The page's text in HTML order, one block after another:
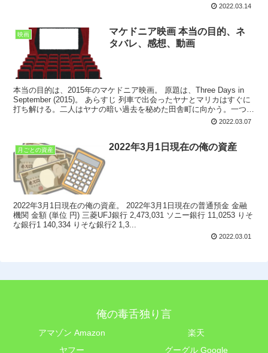
2022.03.14
映画
マケドニア映画 本当の目的、ネ
タバレ、感想、動画
本当の目的は、2015年のマケドニア映画。 原題は、Three Days in
September (2015)。 あらすじ 列車で出会ったヤナとマリカはすぐに
打ち解ける。二人はヤナの暗い過去を秘めた田舎町に向かう。一つ一
2022.03.07
月ごとの資産 2022年3月1日現在の俺の資産
2022年3月1日現在の俺の資産。 2022年3月1日現在の普通預金 金融
機関 金額 (単位 円) 三菱UFJ銀行 2,473,031 ソニー銀行 11,0253 りそ
な銀行1 140,334 りそな銀行2 1,3...
2022.03.01
俺の毒舌独り言
アマゾン Amazon
楽天
ヤフー
グーグル Google